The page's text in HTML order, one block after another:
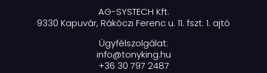
AG-SYSTECH Kft.
9330 Kapuvár, Rákóczi Ferenc u. 11. fszt. 1. ajtó
Ügyfélszolgálat:
info@tonyking.hu
+36 30 797 2487